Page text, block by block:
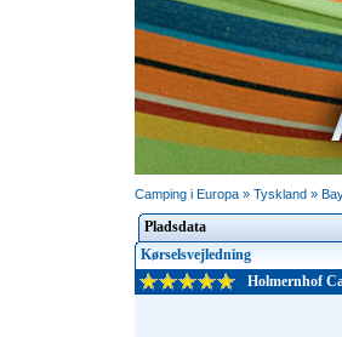
Camping i Europa » Tyskland »
Pladsdata
Kørselsvejledning
Holmernhof